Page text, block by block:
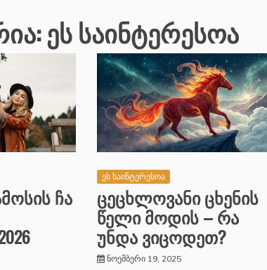
ეს საინტერესოა
ჩა
ეს საინტერესოა
ცეცხლოვანი ცხენის
წელი მოდის – რა
უნდა ვიცოდეთ?
ნოემბერი 19, 2025